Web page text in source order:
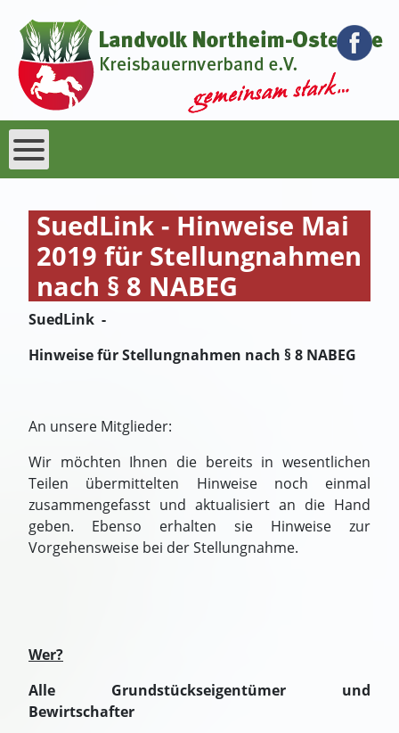
SuedLink - Hinweise Mai
2019 für Stellungnahmen
nach § 8 NABEG
SuedLink -
Hinweise für Stellungnahmen nach § 8 NABEG
An unsere Mitglieder:
Wir möchten Ihnen die bereits in wesentlichen
Teilen übermittelten Hinweise noch einmal
zusammengefasst und aktualisiert an die Hand
geben. Ebenso erhalten sie Hinweise zur
Vorgehensweise bei der Stellungnahme.
Wer?
Alle Grundstückseigentümer und
Bewirtschafter